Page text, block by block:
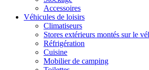
Accessoires
Véhicules de loisirs
Climatiseurs
Stores extérieurs montés sur le
Réfrigération
Cuisine
Mobilier de camping